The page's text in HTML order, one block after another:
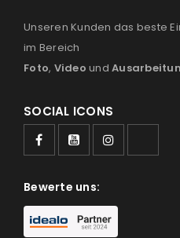
Unseren Kunden das beste
im Bereich
Foto, Video und
SOCIAL ICONS
Bewerte uns: